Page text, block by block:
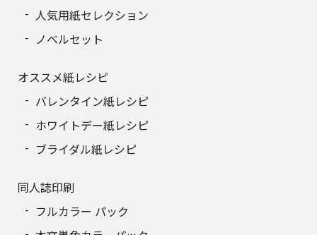
人気用紙セレクション
ノベルセット
オススメ紙レシピ
バレンタイン紙レシピ
ホワイトデー紙レシピ
ブライダル紙レシピ
同人誌印刷
フルカラー パック